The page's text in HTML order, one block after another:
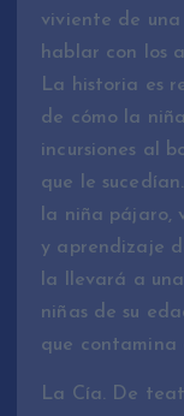
viviente de
hablar con los
La historia es
de cómo la
incursiones al
que le
la niña pájaro,
y aprendizaje
la llevará a
niñas de su
que contamina
La Cía. De